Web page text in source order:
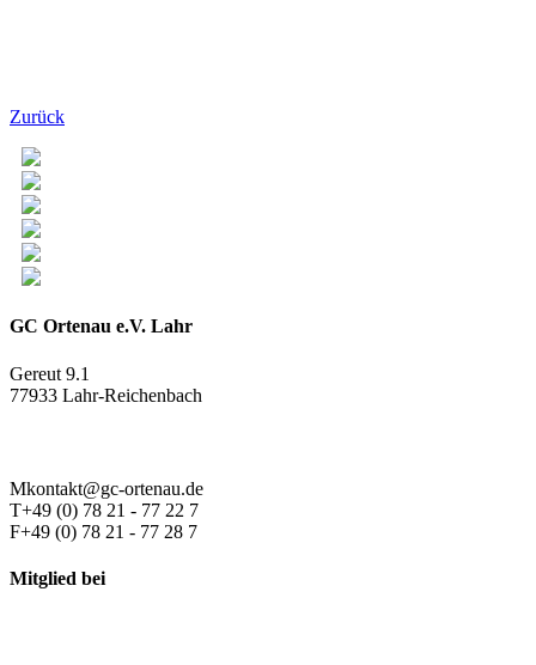
Zurück
GC Ortenau e.V. Lahr
Gereut 9.1
77933 Lahr-Reichenbach
Mkontakt@gc-ortenau.de
T+49 (0) 78 21 - 77 22 7
F+49 (0) 78 21 - 77 28 7
Mitglied bei